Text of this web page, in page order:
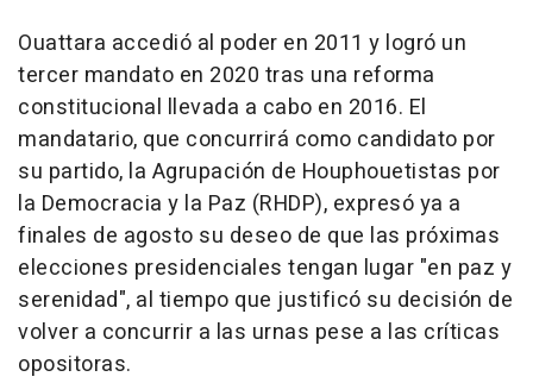
Ouattara accedió al poder en 2011 y logró un
tercer mandato en 2020 tras una reforma
constitucional llevada a cabo en 2016. El
mandatario, que concurrirá como candidato por
su partido, la Agrupación de Houphouetistas por
la Democracia y la Paz (RHDP), expresó ya a
finales de agosto su deseo de que las próximas
elecciones presidenciales tengan lugar "en paz y
serenidad", al tiempo que justificó su decisión de
volver a concurrir a las urnas pese a las críticas
opositoras.